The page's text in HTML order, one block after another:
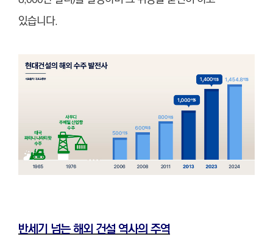
있습니다.
반세기 넘는 해외 건설 역사의 주역